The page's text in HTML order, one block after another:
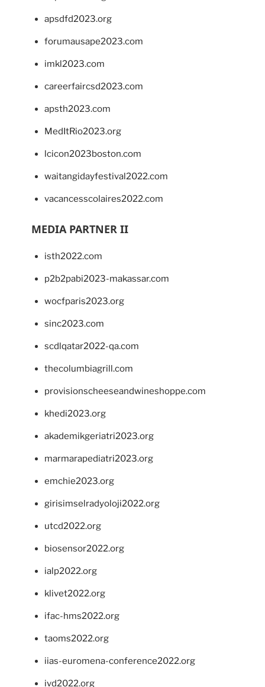
apsdfd2023.org
forumausape2023.com
imkl2023.com
careerfaircsd2023.com
apsth2023.com
MedItRio2023.org
lcicon2023boston.com
waitangidayfestival2022.com
vacancesscolaires2022.com
MEDIA PARTNER II
isth2022.com
p2b2pabi2023-makassar.com
wocfparis2023.org
sinc2023.com
scdlqatar2022-qa.com
thecolumbiagrill.com
provisionscheeseandwineshoppe.com
khedi2023.org
akademikgeriatri2023.org
marmarapediatri2023.org
emchie2023.org
girisimselradyoloji2022.org
utcd2022.org
biosensor2022.org
ialp2022.org
klivet2022.org
ifac-hms2022.org
taoms2022.org
iias-euromena-conference2022.org
ivd2022.org